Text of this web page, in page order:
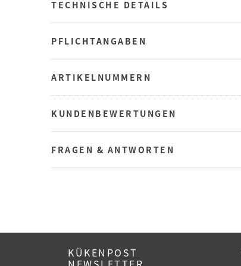
TECHNISCHE DETAILS
PFLICHTANGABEN
ARTIKELNUMMERN
KUNDENBEWERTUNGEN
FRAGEN & ANTWORTEN
KÜKENPOST